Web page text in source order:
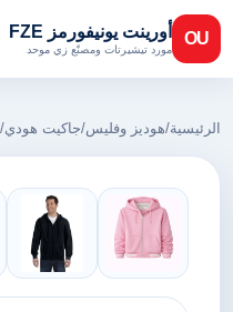
OU أورينت يونيفورمز FZE
مورد تيشيرتات ومصنّع زي موحد
الرئيسية/هوديز وفليس/جاكيت هودي/